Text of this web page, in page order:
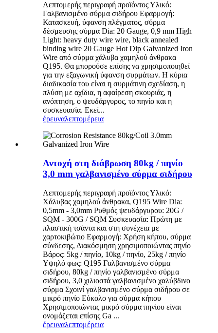
Λεπτομερής περιγραφή προϊόντος Υλικό:
Γαλβανισμένο σύρμα σιδήρου Εφαρμογή:
Κατασκευή, ύφανση πλέγματος, σύρμα
δέσμευσης σύρμα Dia: 20 Gauge, 0,9 mm High
Light: heavy duty wire wire, black annealed
binding wire 20 Gauge Hot Dip Galvanized Iron
Wire από σύρμα χάλυβα χαμηλού άνθρακα
Q195. Θα μπορούσε επίσης να χρησιμοποιηθεί
για την εξαγωνική ύφανση συρμάτων. Η κύρια
διαδικασία του είναι η συρμάτινη σχεδίαση, η
πλύση με αχίδια, η αφαίρεση σκουριάς, η
ανόπτηση, ο ψευδάργυρος, το πηνίο και η
συσκευασία. Εκεί...
έρευναλεπτομέρεια
Αντοχή στη διάβρωση 80kg / πηνίο
3,0 mm γαλβανισμένο σύρμα σιδήρου
Λεπτομερής περιγραφή προϊόντος Υλικό:
Χάλυβας χαμηλού άνθρακα, Q195 Wire Dia:
0,5mm - 3,0mm Ρυθμός ψευδάργυρου: 20G /
SQM - 300G / SQM Συσκευασία: Πρώτη με
πλαστική τσάντα και στη συνέχεια με
χαρτοκιβώτιο Εφαρμογή: Χρήση κήπου, σύρμα
σύνδεσης, Διακόσμηση χρησιμοποιώντας πηνίο
Βάρος: 5kg / πηνίο, 10kg / πηνίο, 25kg / πηνίο
Υψηλό φως: Q195 Γαλβανισμένο σύρμα
σιδήρου, 80kg / πηνίο γαλβανισμένο σύρμα
σιδήρου, 3,0 χιλιοστά γαλβανισμένο χαλύβδινο
σύρμα Σχοινί γαλβανισμένο σύρμα σιδήρου σε
μικρό πηνίο Εύκολο για σύρμα κήπου
Χρησιμοποιώντας μικρό σύρμα πηνίου είναι
ονομάζεται επίσης Ga ...
έρευναλεπτομέρεια